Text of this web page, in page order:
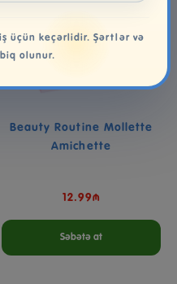
Beauty Routine Mollette
Amichette
12.99₼
Səbətə at
üçün keçərlidir. Şərtlər və
olunur.